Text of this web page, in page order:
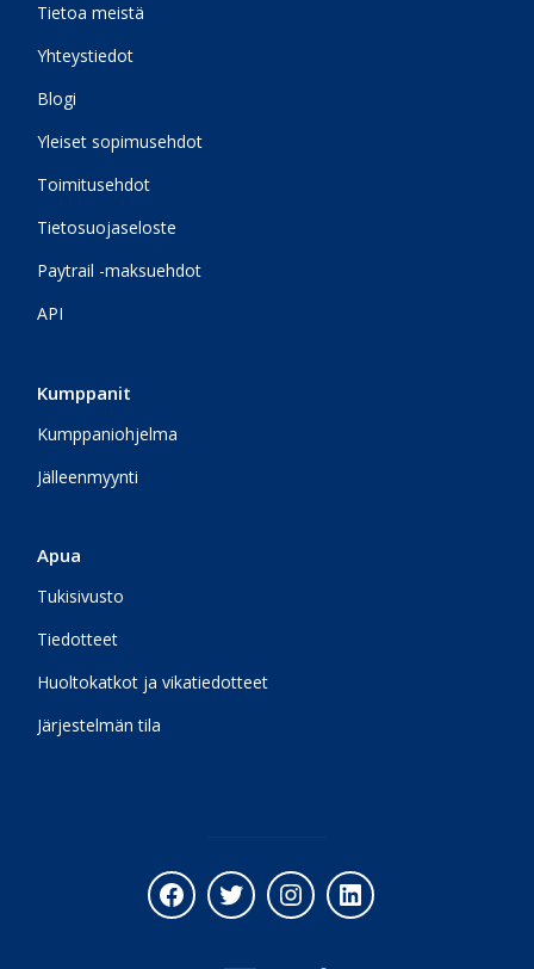
Tietoa meistä
Yhteystiedot
Blogi
Yleiset sopimusehdot
Toimitusehdot
Tietosuojaseloste
Paytrail -maksuehdot
API
Kumppanit
Kumppaniohjelma
Jälleenmyynti
Apua
Tukisivusto
Tiedotteet
Huoltokatkot ja vikatiedotteet
Järjestelmän tila
Facebook
TwitterInstagram
LinkedIn